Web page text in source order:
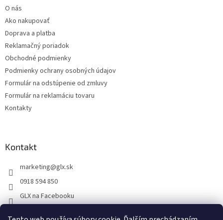
O nás
Ako nakupovať
Doprava a platba
Reklamačný poriadok
Obchodné podmienky
Podmienky ochrany osobných údajov
Formulár na odstúpenie od zmluvy
Formulár na reklamáciu tovaru
Kontakty
Kontakt
marketing@glx.sk
0918 594 850
GLX na Facebooku